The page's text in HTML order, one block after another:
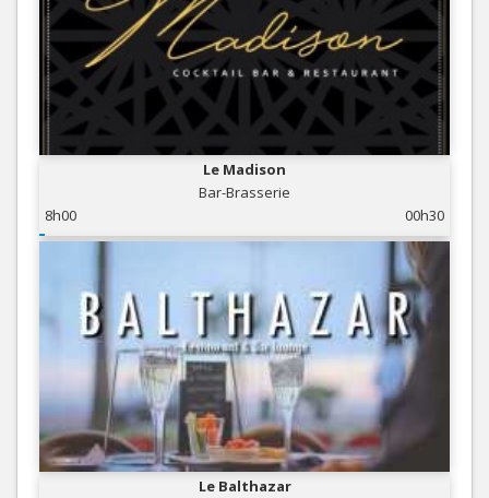
Le Madison
Bar-Brasserie
8h00
00h30
Le Balthazar